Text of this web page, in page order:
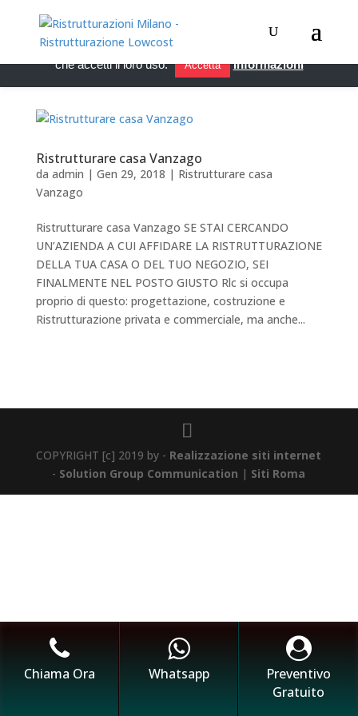
Ristrutturare casa Vanzago
da admin | Gen 29, 2018 | Ristrutturare casa
Vanzago
Ristrutturare casa Vanzago SE STAI CERCANDO
UN’AZIENDA A CUI AFFIDARE LA RISTRUTTURAZIONE
DELLA TUA CASA O DEL TUO NEGOZIO, SEI
FINALMENTE NEL POSTO GIUSTO Rlc si occupa
proprio di questo: progettazione, costruzione e
Ristrutturazione privata e commerciale, ma anche...
COPYRIGHT [c] 2019 by - Realizzazione siti internet
- Solution Group Communication | Siti Roma
Questo sito utilizza i cookie per migliorare servizi ed esperienza
dei lettori. Se decidi di continuare la navigazione, consideriamo
che accetti il loro uso.
Accetta Informazioni
Chiama Ora Whatsapp
Preventivo
Gratuito